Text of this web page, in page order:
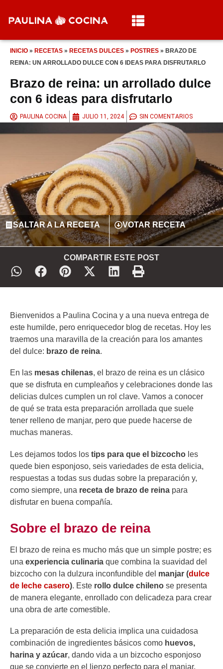
INICIO » RECETAS » RECETAS DULCES » POSTRES » BRAZO DE
REINA: UN ARROLLADO DULCE CON 6 IDEAS PARA DISFRUTARLO
Brazo de reina: un arrollado dulce
con 6 ideas para disfrutarlo
PAULINA COCINA JULIO 11, 2024 SIN COMENTARIOS
SALTAR A LA RECETA VOTAR RECETA
COMPARTIR ESTE POST
Bienvenidos a Paulina Cocina y a una nueva entrega de
este humilde, pero enriquecedor blog de recetas. Hoy les
traemos una maravilla de la creación para los amantes
del dulce: brazo de reina.
En las mesas chilenas, el brazo de reina es un clásico
que se disfruta en cumpleaños y celebraciones donde las
delicias dulces cumplen un rol clave. Vamos a conocer
de qué se trata esta preparación arrollada que suele
tener relleno de manjar, pero que puede hacerse de
muchas maneras.
Les dejamos todos los tips para que el bizcocho les
quede bien esponjoso, seis variedades de esta delicia,
respuestas a todas sus dudas sobre la preparación y,
como siempre, una receta de brazo de reina para
disfrutar en buena compañía.
Sobre el brazo de reina
El brazo de reina es mucho más que un simple postre; es
una experiencia culinaria que combina la suavidad del
bizcocho con la dulzura inconfundible del manjar (dulce
de leche casero). Este rollo dulce chileno se presenta
de manera elegante, enrollado con delicadeza para crear
una obra de arte comestible.
La preparación de esta delicia implica una cuidadosa
combinación de ingredientes básicos como huevos,
harina y azúcar, dando vida a un bizcocho esponjoso
que se convierte en el lienzo perfecto para el manjar.